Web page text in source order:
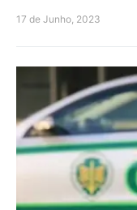
17 de Junho, 2023